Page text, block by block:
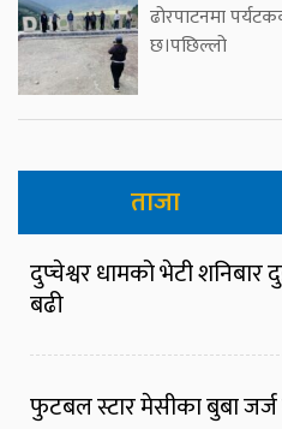
ढोरपाटनमा
छ।पछिल्लो
ताजा
दुप्चेश्वर धामको भेटी
बढी
फुटबल स्टार मेसीका बुबा